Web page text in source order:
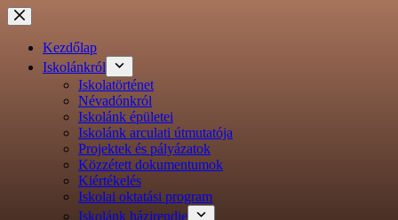
Ugrás
a
tartalomraKezdőlap
Iskolánkról
Iskolatörténet
Névadónkról
Iskolánk épületei
Iskolánk arculati útmutatója
Projektek és pályázatok
Közzétett dokumentumok
Kiértékelés
Iskolai oktatási program
Iskolánk házirendje